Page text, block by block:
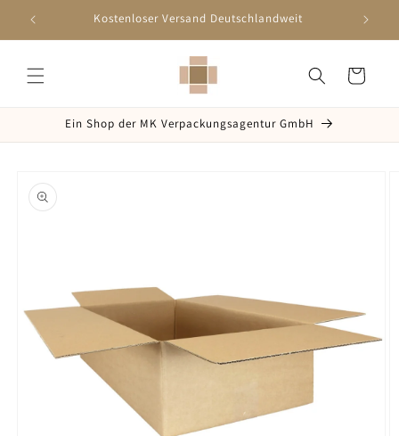
zum
Inhalt
Kostenloser Versand Deutschlandweit
Warenkorb
Ein Shop der MK Verpackungsagentur GmbH